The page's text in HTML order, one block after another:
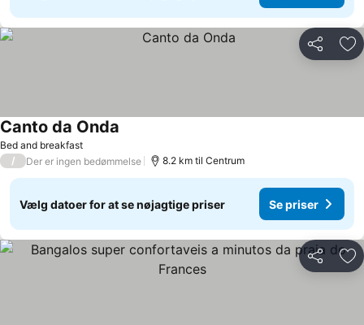
Del
Bed and breakfast
Canto da Onda
/ Der er ingen bedømmelse 8.2 km til Centrum
Vælg datoer for at se nøjagtige priser Se priser
Del